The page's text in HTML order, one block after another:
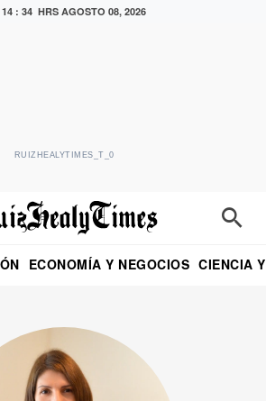
: 36 HRS AGOSTO 08, 2026
RUIZHEALYTIMES_T_0
ECONOMÍA Y NEGOCIOS CIENCIA